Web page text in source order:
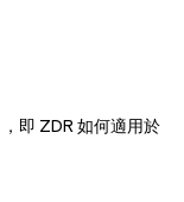
即 ZDR 如何適用於